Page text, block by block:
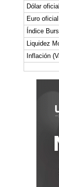
Dólar oficial
Euro oficial
Índice
Liquidez
Inflación